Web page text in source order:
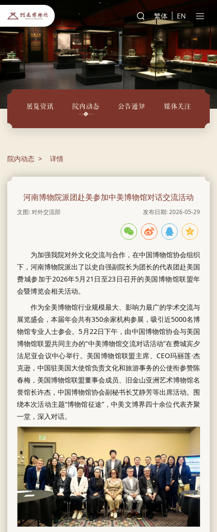
繁体 EN
展览资讯 院内动态 公告通知 媒体关注
院内动态 详情
河南博物院派团赴美参加中美博物馆对话交流活动
文图: 对外交流部 发布日期: 2026-05-29
为加强我院对外文化交流与合作，在中国博物馆协会组织
下，河南博物院派出了以史自强副院长为团长的代表团赴美国
费城参加于2026年5月21日至23日召开的美国博物馆联盟年
会暨博览会相关活动。
作为全美博物馆行业规模最大、影响力最广的学术交流与
展览盛会，本届年会共有350余家机构参展，吸引近5000名博
物馆专业人士参会。5月22日下午，由中国博物馆协会与美国
博物馆联盟共同主办的“中美博物馆交流对话活动”在费城宾夕
法尼亚会议中心举行。美国博物馆联盟主席、CEO玛丽莲·杰
克逊，中国驻美国大使馆负责文化和旅游事务的公使衔参赞陈
春梅，美国博物馆联盟董事会成员、旧金山亚洲艺术博物馆名
誉馆长许杰，中国博物馆协会副秘书长艾静芳等出席活动。围
绕本次活动主题“博物馆征途”，中美文博界四十余位代表齐聚
一堂，深入对话。